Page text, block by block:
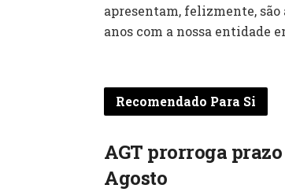
apresentam, felizmente, são
anos com a nossa entidade
Recomendado Para Si
AGT prorroga
Agosto